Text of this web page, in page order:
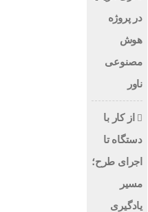
در پروژه
هوش
مصنوعی
ناور
از کار با
دستگاه تا
اجرای طرح؛
مسیر
یادگیری